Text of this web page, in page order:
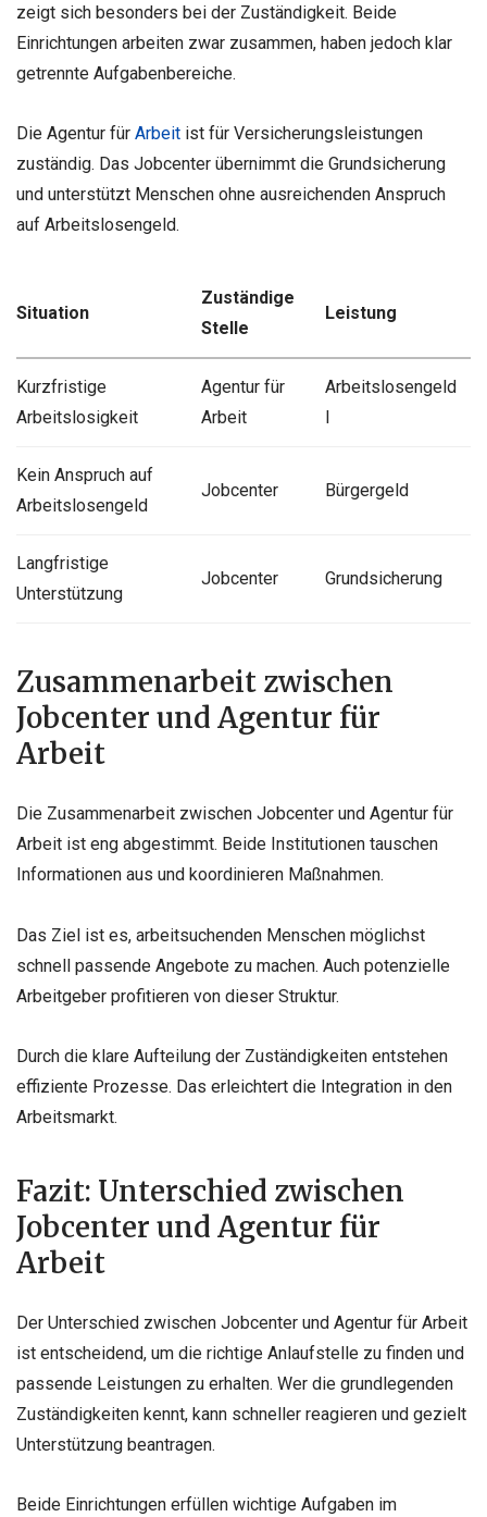
zeigt sich besonders bei der Zuständigkeit. Beide
Einrichtungen arbeiten zwar zusammen, haben jedoch klar
getrennte Aufgabenbereiche.
Die Agentur für Arbeit ist für Versicherungsleistungen
zuständig. Das Jobcenter übernimmt die Grundsicherung
und unterstützt Menschen ohne ausreichenden Anspruch
auf Arbeitslosengeld.
Situation
Zuständige
Stelle
Leistung
Kurzfristige
Arbeitslosigkeit
Agentur für
Arbeit
Arbeitslosengeld
I
Kein Anspruch auf
Arbeitslosengeld
Jobcenter Bürgergeld
Langfristige
Unterstützung
Jobcenter Grundsicherung
Zusammenarbeit zwischen
Jobcenter und Agentur für
Arbeit
Die Zusammenarbeit zwischen Jobcenter und Agentur für
Arbeit ist eng abgestimmt. Beide Institutionen tauschen
Informationen aus und koordinieren Maßnahmen.
Das Ziel ist es, arbeitsuchenden Menschen möglichst
schnell passende Angebote zu machen. Auch potenzielle
Arbeitgeber profitieren von dieser Struktur.
Durch die klare Aufteilung der Zuständigkeiten entstehen
effiziente Prozesse. Das erleichtert die Integration in den
Arbeitsmarkt.
Fazit: Unterschied zwischen
Jobcenter und Agentur für
Arbeit
Der Unterschied zwischen Jobcenter und Agentur für Arbeit
ist entscheidend, um die richtige Anlaufstelle zu finden und
passende Leistungen zu erhalten. Wer die grundlegenden
Zuständigkeiten kennt, kann schneller reagieren und gezielt
Unterstützung beantragen.
Beide Einrichtungen erfüllen wichtige Aufgaben im